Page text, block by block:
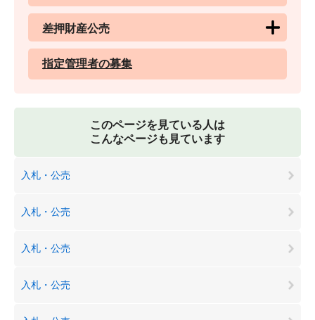
差押財産公売
指定管理者の募集
このページを見ている人は
こんなページも見ています
入札・公売
入札・公売
入札・公売
入札・公売